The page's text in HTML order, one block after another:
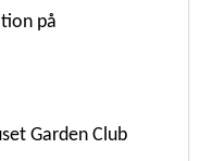
på
Garden Club